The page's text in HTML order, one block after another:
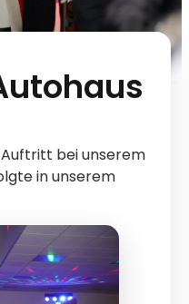
bei unserem
in unserem